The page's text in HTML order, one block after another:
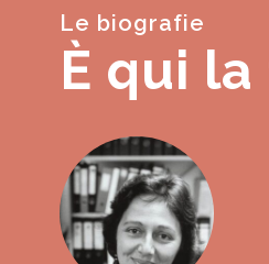
Le biografie
È qui